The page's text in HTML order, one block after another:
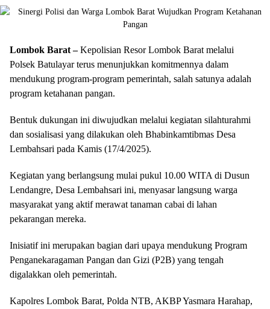
Lombok Barat –Kepolisian Resor Lombok Barat melalui
Polsek Batulayar terus menunjukkan komitmennya dalam
mendukung program-program pemerintah, salah satunya adalah
program ketahanan pangan.
Bentuk dukungan ini diwujudkan melalui kegiatan silahturahmi
dan sosialisasi yang dilakukan oleh Bhabinkamtibmas Desa
Lembahsari pada Kamis (17/4/2025).
Kegiatan yang berlangsung mulai pukul 10.00 WITA di Dusun
Lendangre, Desa Lembahsari ini, menyasar langsung warga
masyarakat yang aktif merawat tanaman cabai di lahan
pekarangan mereka.
Inisiatif ini merupakan bagian dari upaya mendukung Program
Penganekaragaman Pangan dan Gizi (P2B) yang tengah
digalakkan oleh pemerintah.
Kapolres Lombok Barat, Polda NTB, AKBP Yasmara Harahap,